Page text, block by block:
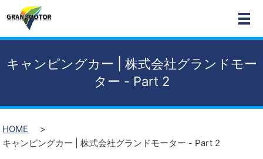
キャンピングカー | 株式会社グランドモー
ター - Part 2
HOME
キャンピングカー | 株式会社グランドモーター - Part 2